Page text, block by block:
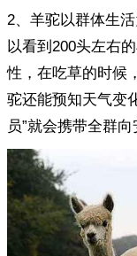
2、羊驼以群体生
以看到200头左右
性，在吃草的时候
驼还能预知天气变
员”就会携带全群